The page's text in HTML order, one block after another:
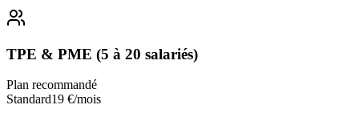
TPE & PME (5 à 20 salariés)
Plan recommandé
Standard19 €/mois